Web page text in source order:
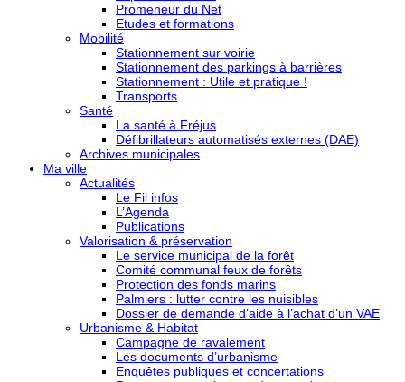
Promeneur du Net
Etudes et formations
Mobilité
Stationnement sur voirie
Stationnement des parkings à barrières
Stationnement : Utile et pratique !
Transports
Santé
La santé à Fréjus
Défibrillateurs automatisés externes (DAE)
Archives municipales
Ma ville
Actualités
Le Fil infos
L’Agenda
Publications
Valorisation & préservation
Le service municipal de la forêt
Comité communal feux de forêts
Protection des fonds marins
Palmiers : lutter contre les nuisibles
Dossier de demande d’aide à l’achat d’un VAE
Urbanisme & Habitat
Campagne de ravalement
Les documents d’urbanisme
Enquêtes publiques et concertations